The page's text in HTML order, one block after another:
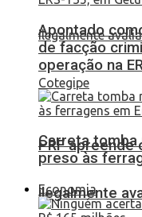
PRF apreende
ilegalmente
Apontado
de facção
operação na
Carreta tomba
preso às
Economia